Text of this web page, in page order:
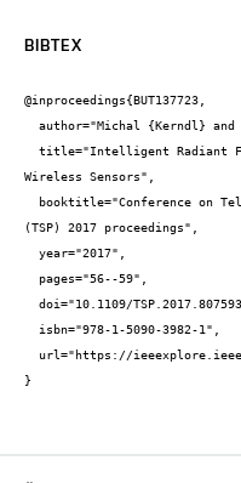
BIBTEX
@inproceedings{BUT137723,
Wireless Sensors",
(TSP) 2017 proceedings",
}